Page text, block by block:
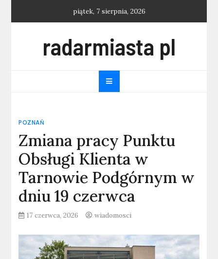
piątek, 7 sierpnia, 2026
radarmiasta pl
POZNAŃ
Zmiana pracy Punktu
Obsługi Klienta w
Tarnowie Podgórnym w
dniu 19 czerwca
17 czerwca, 2026 wiadomosci